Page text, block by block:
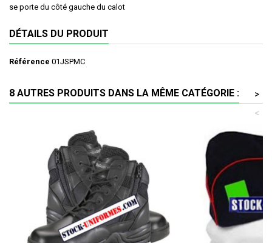
se porte du côté gauche du calot
DÉTAILS DU PRODUIT
Référence 01JSPMC
8 AUTRES PRODUITS DANS LA MÊME CATÉGORIE :
>
<